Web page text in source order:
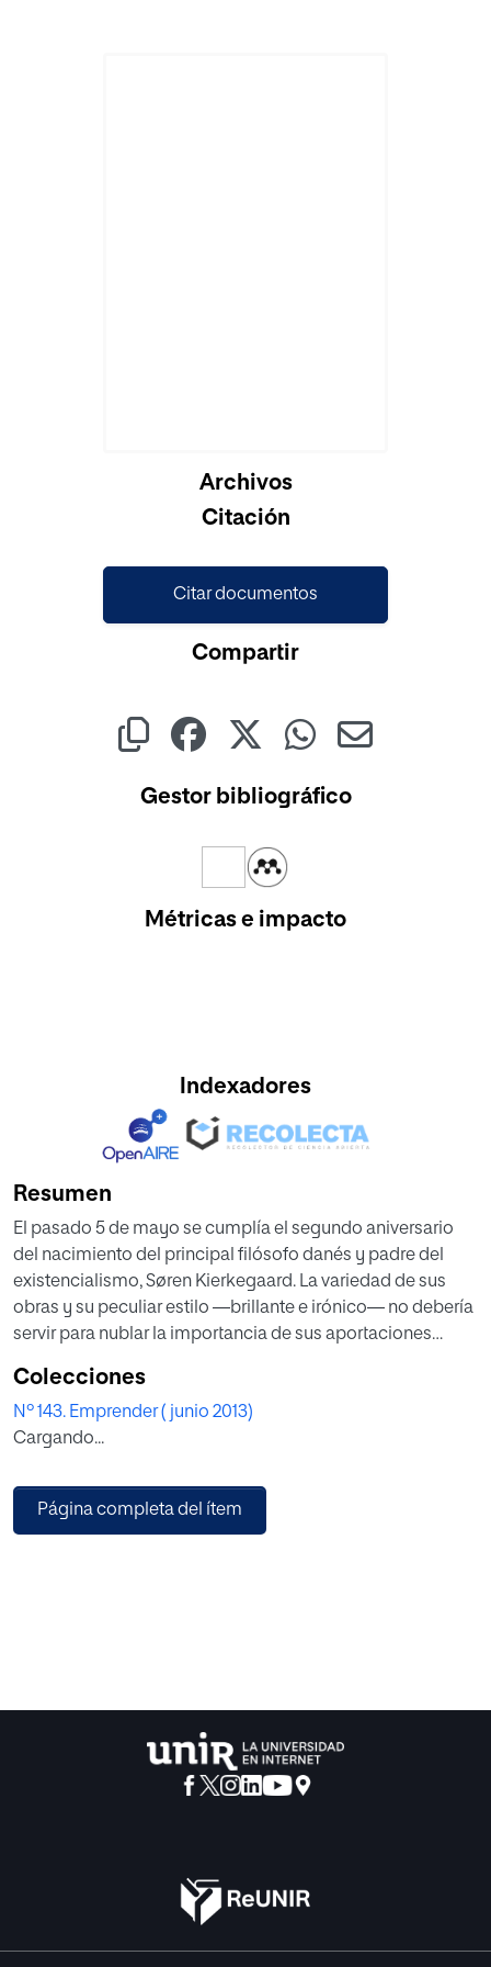
Archivos
Citación
Citar documentos
Compartir
Gestor bibliográfico
Métricas e impacto
Indexadores
Resumen
El pasado 5 de mayo se cumplía el segundo aniversario
del nacimiento del principal filósofo danés y padre del
existencialismo, Søren Kierkegaard. La variedad de sus
obras y su peculiar estilo —brillante e irónico— no debería
servir para nublar la importancia de sus aportaciones
mantienen en la mayoría de los casos vigentes. Fue, sobre
todo, un pensador preocupado por el individuo y por la
existencia auténtica, frente a las sofisticaciones de un
preocupaciones del hombre.
Colecciones
Nº 143. Emprender ( junio 2013)
Cargando...
Página completa del ítem